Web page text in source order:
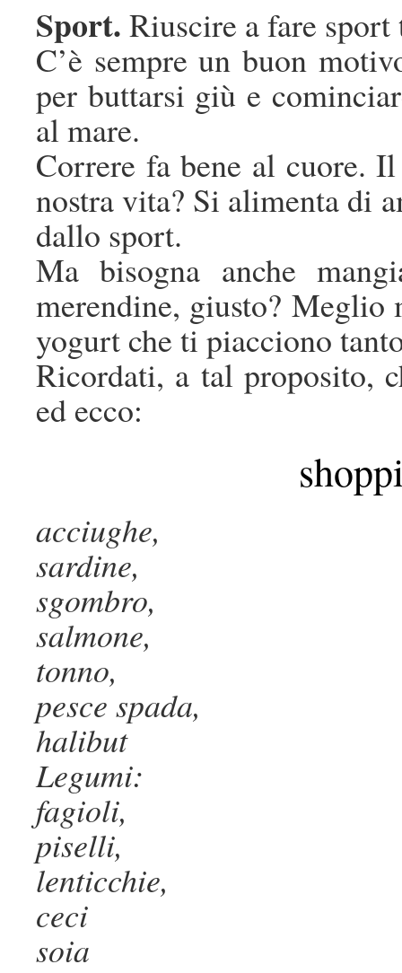
Sport. Riuscire a fare
C’è sempre un buon
per buttarsi giù e
al mare.
Correre fa bene al cuore.
nostra vita? Si alimenta di
dallo sport.
Ma bisogna anche
merendine, giusto?
yogurt che ti piacciono
Ricordati, a tal proposito,
ed ecco:
acciughe,
sardine,
sgombro,
salmone,
tonno,
pesce spada,
halibut
Legumi:
fagioli,
piselli,
lenticchie,
ceci
soia